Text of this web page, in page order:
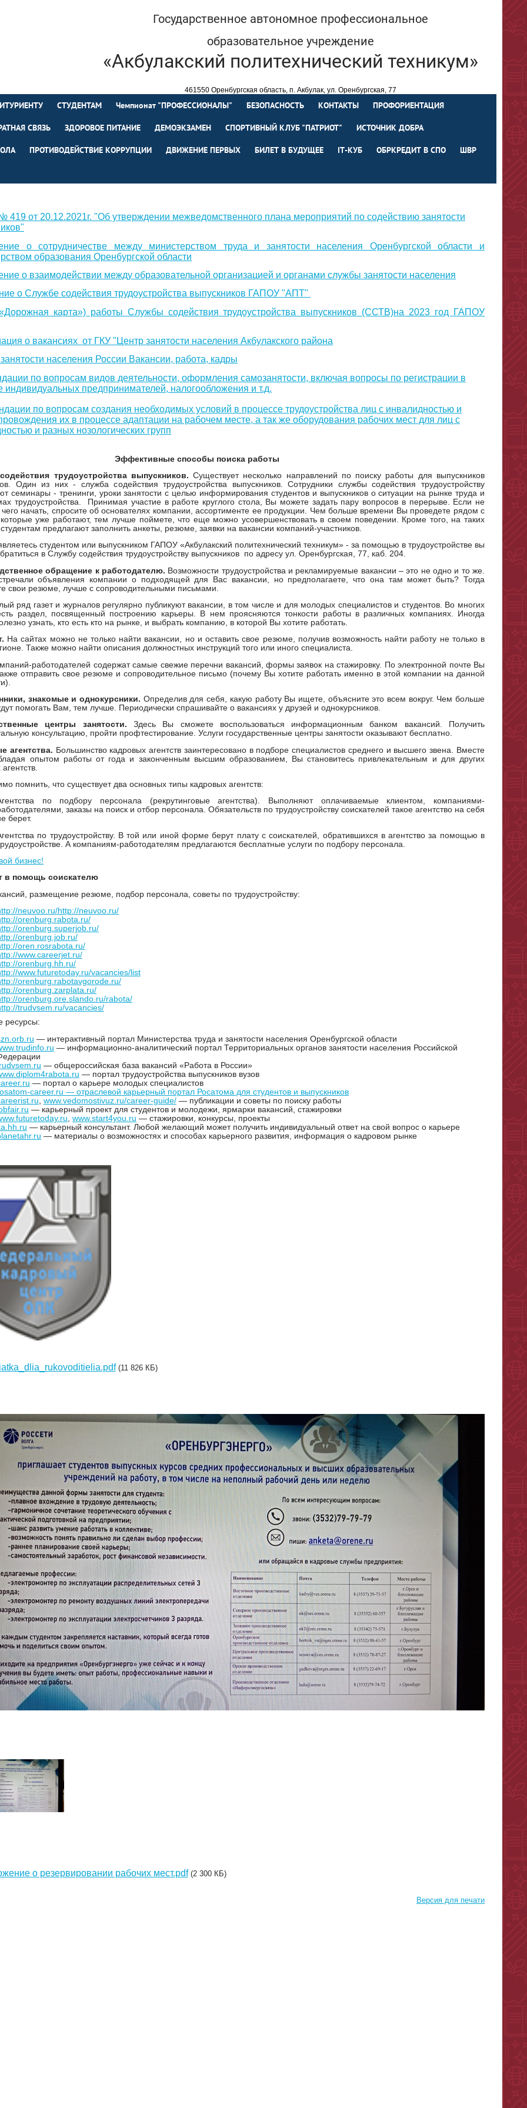
Государственное автономное профессиональное
образовательное учреждение
«Акбулакский политехнический техникум»
461550 Оренбургская область, п. Акбулак, ул. Оренбургская, 77
СТУДЕНТАМ Чемпионат "ПРОФЕССИОНАЛЫ" БЕЗОПАСНОСТЬ КОНТАКТЫ ПРОФОРИЕНТАЦИЯ
СВЯЗЬ ЗДОРОВОЕ ПИТАНИЕ ДЕМОЭКЗАМЕН СПОРТИВНЫЙ КЛУБ "ПАТРИОТ" ИСТОЧНИК ДОБРА
ПРОТИВОДЕЙСТВИЕ КОРРУПЦИИ ДВИЖЕНИЕ ПЕРВЫХ БИЛЕТ В БУДУЩЕЕ IТ-КУБ ОБРКРЕДИТ В СПО ШВР
419 от 20.12.2021г. "Об утверждении межведомственного плана мероприятий по содействию занятости
о сотрудничестве между министерством труда и занятости населения Оренбургской области и
образования Оренбургской области
о взаимодействии между образовательной организацией и органами службы занятости населения
о Службе содействия трудоустройства выпускников ГАПОУ "АПТ"
карта») работы Службы содействия трудоустройства выпускников (ССТВ)на 2023 год ГАПОУ
о вакансиях от ГКУ "Центр занятости населения Акбулакского района
населения России Вакансии, работа, кадры
по вопросам видов деятельности, оформления самозанятости, включая вопросы по регистрации в
индивидуальных предпринимателей, налогообложения и т.д.
по вопросам создания необходимых условий в процессе трудоустройства лиц с инвалидностью и
их в процессе адаптации на рабочем месте, а так же оборудования рабочих мест для лиц с
и разных нозологических групп
способы поиска работы
трудоустройства выпускников. Существует несколько направлений по поиску работы для выпускников
Один из них - служба содействия трудоустройства выпускников. Сотрудники службы содействия трудоустройству
семинары - тренинги, уроки занятости с целью информирования студентов и выпускников о ситуации на рынке труда и
трудоустройства. Принимая участие в работе круглого стола, Вы можете задать пару вопросов в перерыве. Если не
чего начать, спросите об основателях компании, ассортименте ее продукции. Чем больше времени Вы проведете рядом с
уже работают, тем лучше поймете, что еще можно усовершенствовать в своем поведении. Кроме того, на таких
студентам предлагают заполнить анкеты, резюме, заявки на вакансии компаний-участников.
студентом или выпускником ГАПОУ «Акбулакский политехнический техникум» - за помощью в трудоустройстве вы
в Службу содействия трудоустройству выпускников по адресу ул. Оренбургская, 77, каб. 204.
обращение к работодателю. Возможности трудоустройства и рекламируемые вакансии – это не одно и то же.
объявления компании о подходящей для Вас вакансии, но предполагаете, что она там может быть? Тогда
свои резюме, лучше с сопроводительными письмами.
ряд газет и журналов регулярно публикуют вакансии, в том числе и для молодых специалистов и студентов. Во многих
раздел, посвященный построению карьеры. В нем проясняются тонкости работы в различных компаниях. Иногда
узнать, кто есть кто на рынке, и выбрать компанию, в которой Вы хотите работать.
На сайтах можно не только найти вакансии, но и оставить свое резюме, получив возможность найти работу не только в
Также можно найти описания должностных инструкций того или иного специалиста.
работодателей содержат самые свежие перечни вакансий, формы заявок на стажировку. По электронной почте Вы
отправить свое резюме и сопроводительное письмо (почему Вы хотите работать именно в этой компании на данной
знакомые и однокурсники. Определив для себя, какую работу Вы ищете, объясните это всем вокруг. Чем больше
помогать Вам, тем лучше. Периодически спрашивайте о вакансиях у друзей и однокурсников.
центры занятости. Здесь Вы сможете воспользоваться информационным банком вакансий. Получить
консультацию, пройти профтестирование. Услуги государственные центры занятости оказывают бесплатно.
агентства. Большинство кадровых агентств заинтересовано в подборе специалистов среднего и высшего звена. Вместе
опытом работы от года и законченным высшим образованием, Вы становитесь привлекательным и для других
помнить, что существует два основных типы кадровых агентств:
по подбору персонала (рекрутинговые агентства). Выполняют оплачиваемые клиентом, компаниями-
заказы на поиск и отбор персонала. Обязательств по трудоустройству соискателей такое агентство на себя
берет.
по трудоустройству. В той или иной форме берут плату с соискателей, обратившихся в агентство за помощью в
А компаниям-работодателям предлагаются бесплатные услуги по подбору персонала.
бизнес!
в помощь соискателю
размещение резюме, подбор персонала, советы по трудоустройству:
neuvoo.ru/http://neuvoo.ru/
orenburg.rabota.ru/
orenburg.superjob.ru/
orenburg.job.ru/
oren.rosrabota.ru/
www.careerjet.ru/
orenburg.hh.ru/
www.futuretoday.ru/vacancies/list
orenburg.rabotavgorode.ru/
orenburg.zarplata.ru/
orenburg.ore.slando.ru/rabota/
trudvsem.ru/vacancies/
ресурсы:
— интерактивный портал Министерства труда и занятости населения Оренбургской области
— информационно-аналитический портал Территориальных органов занятости населения Российской
— общероссийская база вакансий «Работа в России»
— портал трудоустройства выпускников вузов
— портал о карьере молодых специалистов
career.ru — отраслевой карьерный портал Росатома для студентов и выпускников
www.vedomostivuz.ru/career-guide/— публикации и советы по поиску работы
— карьерный проект для студентов и молодежи, ярмарки вакансий, стажировки
www.start4you.ru — стажировки, конкурсы, проекты
— карьерный консультант. Любой желающий может получить индивидуальный ответ на свой вопрос о карьере
— материалы о возможностях и способах карьерного развития, информация о кадровом рынке
(11 826 КБ)
о резервировании рабочих мест.pdf (2 300 КБ)
Версия для печати